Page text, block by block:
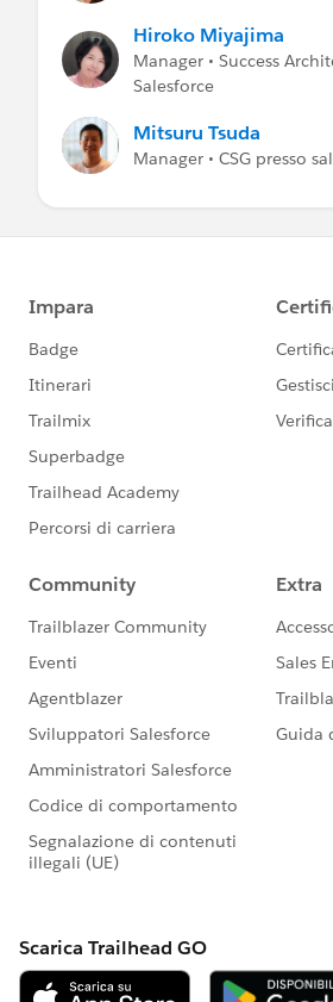
Hiroko Miyajima
Manager • Success
Salesforce
Mitsuru Tsuda
Manager • CSG presso